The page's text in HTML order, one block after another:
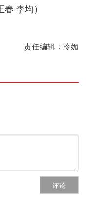
李均）
责任编辑：冷媚
评论